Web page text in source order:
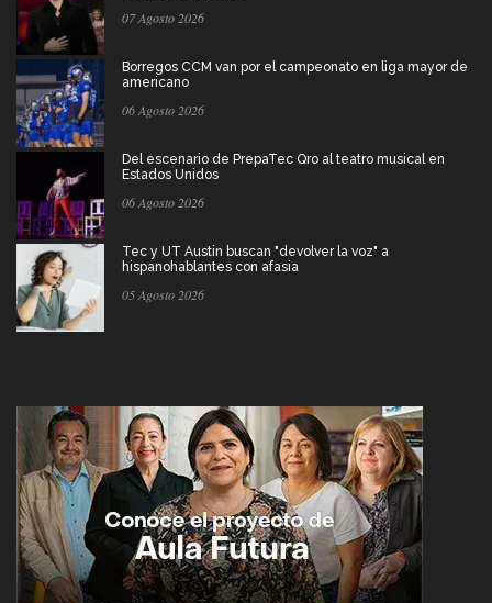
07 Agosto 2026
Borregos CCM van por el campeonato en liga mayor de
americano
06 Agosto 2026
Del escenario de PrepaTec Qro al teatro musical en
Estados Unidos
06 Agosto 2026
Tec y UT Austin buscan "devolver la voz" a
hispanohablantes con afasia
05 Agosto 2026